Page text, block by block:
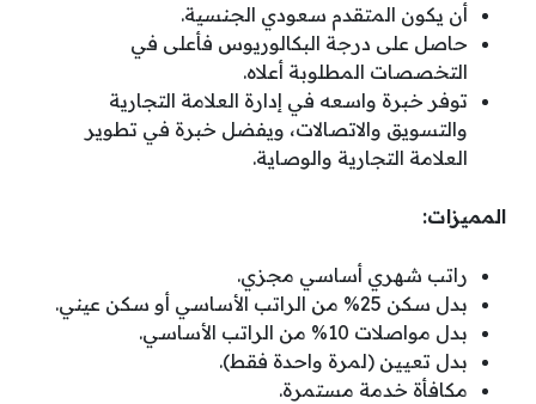
أن يكون المتقدم سعودي الجنسية.
حاصل على درجة البكالوريوس فأعلى في
التخصصات المطلوبة أعلاه.
توفر خبرة واسعه في إدارة العلامة التجارية
والتسويق والاتصالات، ويفضل خبرة في تطوير
العلامة التجارية والوصاية.
المميزات:
راتب شهري أساسي مجزي.
بدل سكن 25% من الراتب الأساسي أو سكن عيني.
بدل مواصلات 10% من الراتب الأساسي.
بدل تعيين (لمرة واحدة فقط).
مكافأة خدمة مستمرة.